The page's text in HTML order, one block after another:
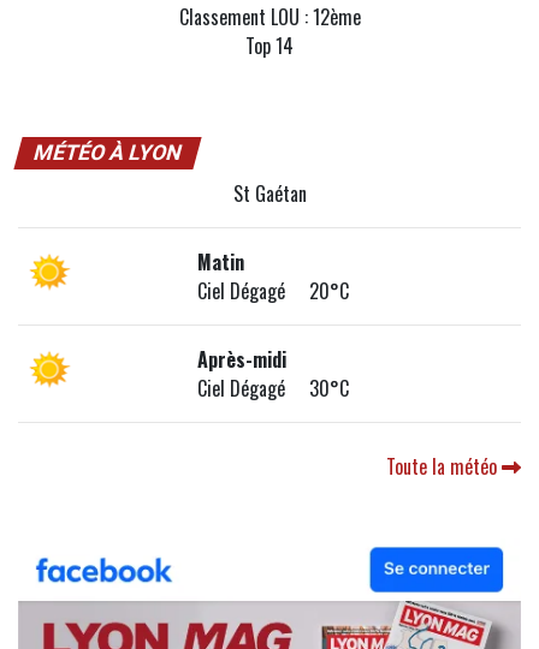
Classement LOU : 12ème
Top 14
MÉTÉO À LYON
St Gaétan
Matin
Ciel Dégagé 20°C
Après-midi
Ciel Dégagé 30°C
Toute la météo